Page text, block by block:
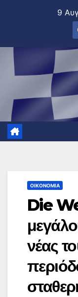
9
ΟΙΚΟΝΟΜΊΑ
Die
νέας